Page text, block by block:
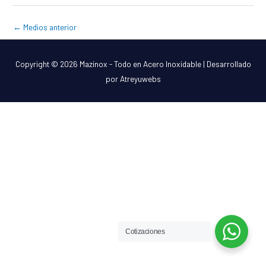
← Medios anterior
Copyright © 2026 Mazinox - Todo en Acero Inoxidable| Desarrollado
por Atreyuwebs
Cotizaciones